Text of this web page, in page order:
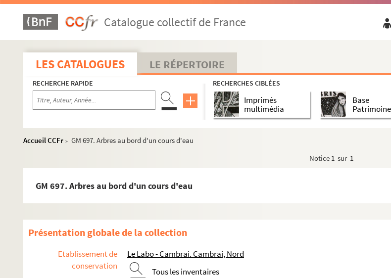
Catalogue collectif de France
LES CATALOGUES LE RÉPERTOIRE
RECHERCHE RAPIDE RECHERCHES CIBLÉES
Imprimés
multimédia
Base
Patrimoine
Accueil CCFr > GM 697. Arbres au bord d'un cours d'eau
Notice 1 sur 1
GM 697. Arbres au bord d'un cours d'eau
Présentation globale de la collection
Etablissement de
conservation
Le Labo - Cambrai. Cambrai, Nord
Tous les inventaires
Plaques de verre, négatifs souples, autochromes, daguerréotypes, diapositives, pris par Georges Maro...
Boîte n°1
Boîte n°2
Boîte n°3
Boîte n°4
Boîte n°5
Boîte n°6
GM 680. Homme assis sur un banc dans un jardin public
GM 683. Sous-bois en automne
GM 685. Arbres au bord d'un chemin. A l'arrière plan, une petite fille et un chien
GM 686. Arbres au lever du soleil